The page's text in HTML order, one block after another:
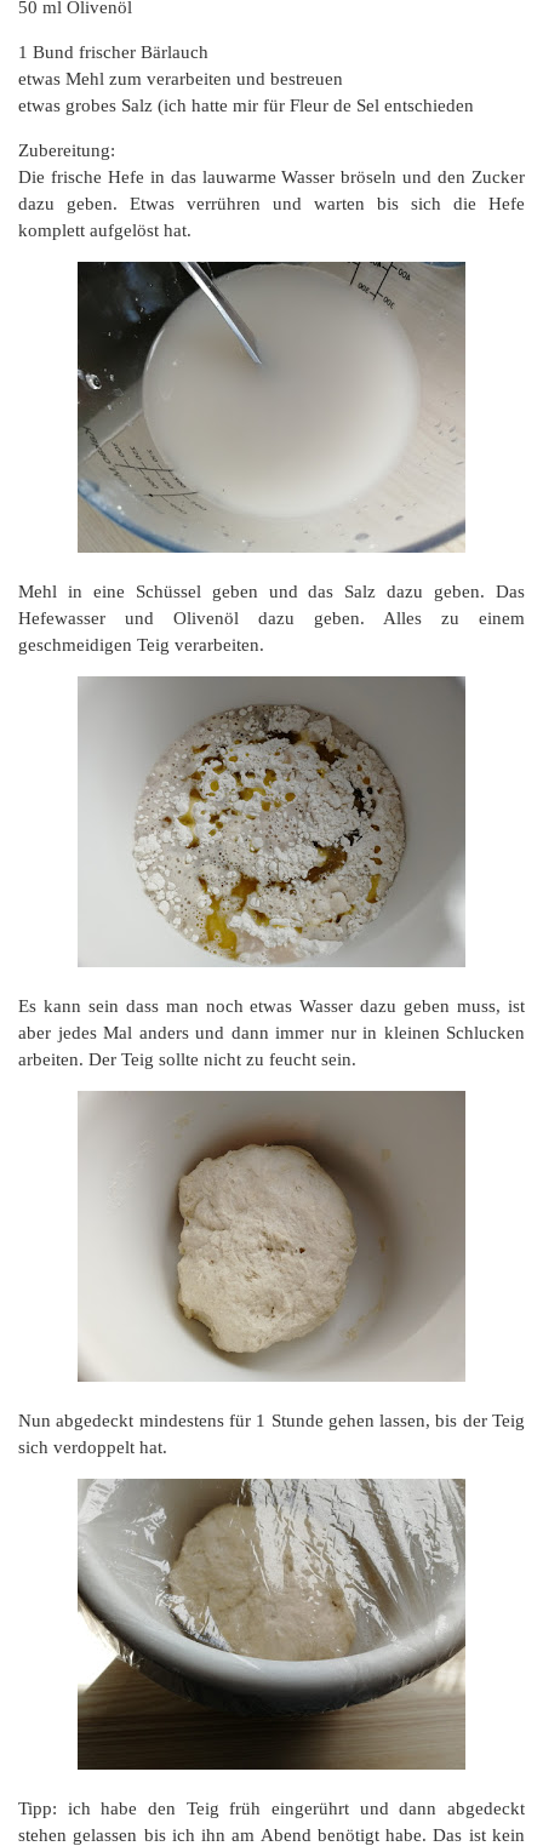
50 ml Olivenöl
1 Bund frischer Bärlauch
etwas Mehl zum verarbeiten und bestreuen
etwas grobes Salz (ich hatte mir für Fleur de Sel entschieden
Zubereitung:
Die frische Hefe in das lauwarme Wasser bröseln und den Zucker
dazu geben. Etwas verrühren und warten bis sich die Hefe
komplett aufgelöst hat.
Mehl in eine Schüssel geben und das Salz dazu geben. Das
Hefewasser und Olivenöl dazu geben. Alles zu einem
geschmeidigen Teig verarbeiten.
Es kann sein dass man noch etwas Wasser dazu geben muss, ist
aber jedes Mal anders und dann immer nur in kleinen Schlucken
arbeiten. Der Teig sollte nicht zu feucht sein.
Nun abgedeckt mindestens für 1 Stunde gehen lassen, bis der Teig
sich verdoppelt hat.
Tipp: ich habe den Teig früh eingerührt und dann abgedeckt
stehen gelassen bis ich ihn am Abend benötigt habe. Das ist kein